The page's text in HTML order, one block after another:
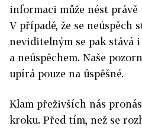
informaci může nést
V případě, že se neúspěch
neviditelným se pak stává
a neúspěchem. Naše
upírá pouze na úspěšné.
Klam přeživších nás
kroku. Před tím, než se